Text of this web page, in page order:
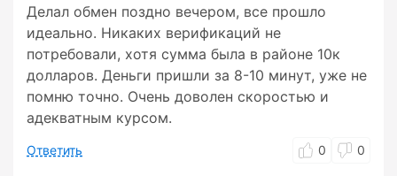
Делал обмен поздно вечером, все прошло
идеально. Никаких верификаций не
потребовали, хотя сумма была в районе 10к
долларов. Деньги пришли за 8-10 минут, уже не
помню точно. Очень доволен скоростью и
адекватным курсом.
Ответить 0 0